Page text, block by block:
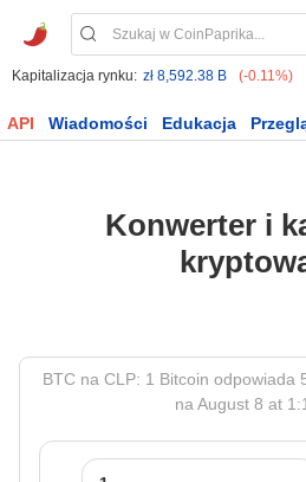
Kapitalizacja rynku: zł 8,592.38 B (-0.11%)
API Wiadomości Edukacja
Konwerter i
BTC na CLP: 1 Bitcoin odpowiada
na August 8 at